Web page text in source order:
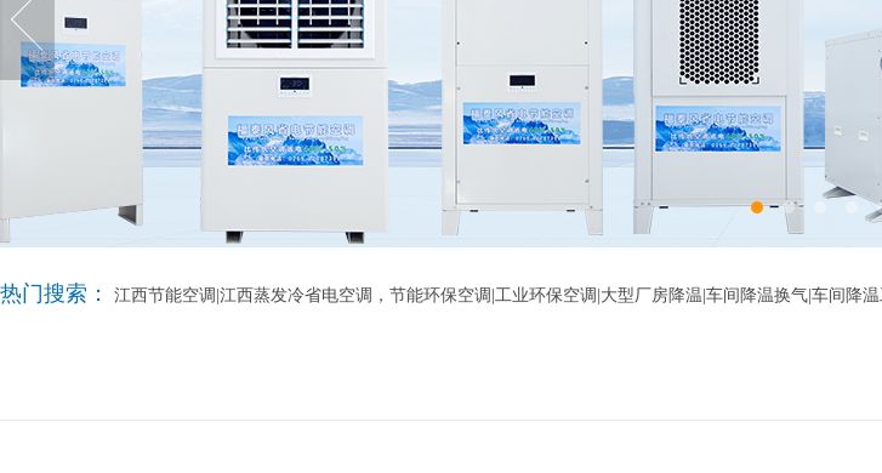
热门搜索： 江西节能空调|江西蒸发冷省电空调，节能环保空调|工业环保空调|大型厂房降温|车间降温换气|车间降